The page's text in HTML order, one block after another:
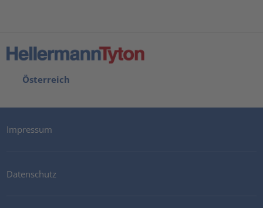
Österreich
Impressum
Datenschutz